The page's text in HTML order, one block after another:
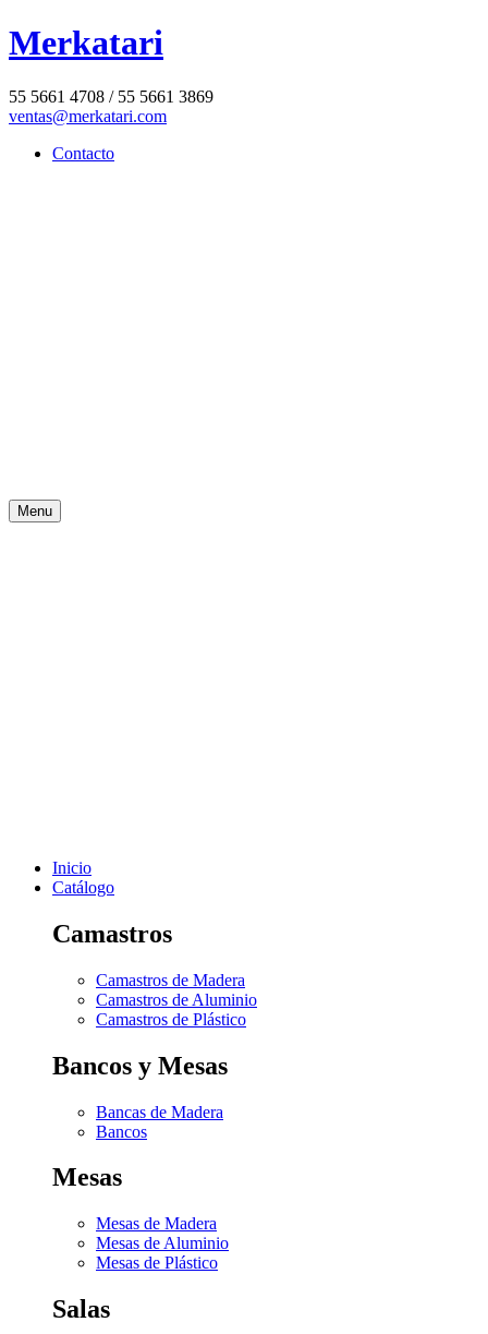
Merkatari
55 5661 4708 / 55 5661 3869
ventas@merkatari.com
Contacto
Menu
Inicio
Catálogo
Camastros
Camastros de Madera
Camastros de Aluminio
Camastros de Plástico
Bancos y Mesas
Bancas de Madera
Bancos
Mesas
Mesas de Madera
Mesas de Aluminio
Mesas de Plástico
Salas